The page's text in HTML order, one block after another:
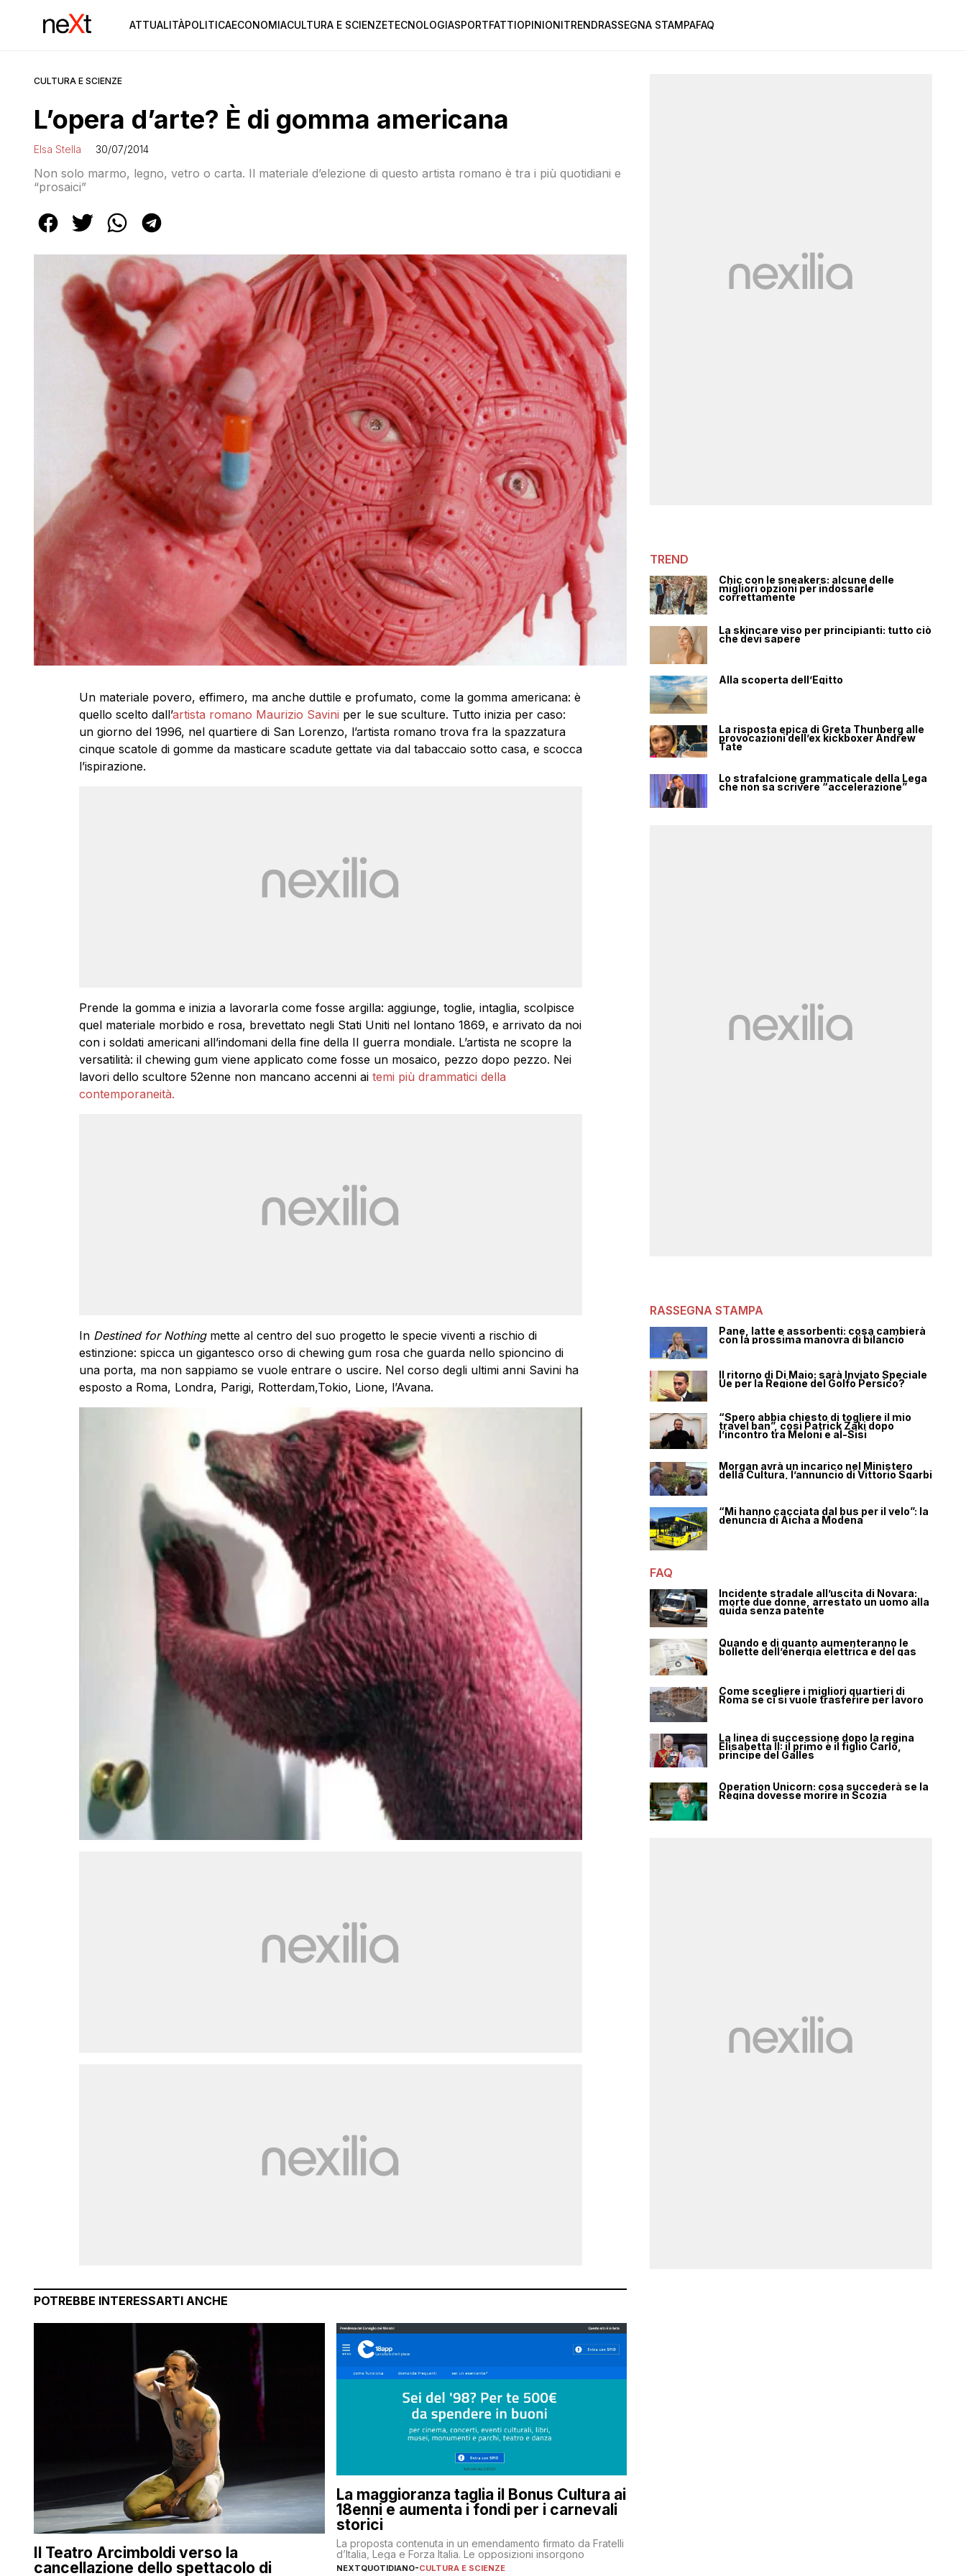
ATTUALITÀPOLITICAECONOMIACULTURA E SCIENZETECNOLOGIASPORTFATTIOPINIONITRENDRASSEGNA STAMPAFAQ
CULTURA E SCIENZE
L’opera d’arte? È di gomma americana
Elsa Stella 30/07/2014
Non solo marmo, legno, vetro o carta. Il materiale d’elezione di questo artista romano è tra i più quotidiani e
“prosaici”
Un materiale povero, effimero, ma anche duttile e profumato, come la gomma americana: è
quello scelto dall’artista romano Maurizio Savini per le sue sculture. Tutto inizia per caso:
un giorno del 1996, nel quartiere di San Lorenzo, l’artista romano trova fra la spazzatura
cinque scatole di gomme da masticare scadute gettate via dal tabaccaio sotto casa, e scocca
l’ispirazione.
Prende la gomma e inizia a lavorarla come fosse argilla: aggiunge, toglie, intaglia, scolpisce
quel materiale morbido e rosa, brevettato negli Stati Uniti nel lontano 1869, e arrivato da noi
con i soldati americani all’indomani della fine della II guerra mondiale. L’artista ne scopre la
versatilità: il chewing gum viene applicato come fosse un mosaico, pezzo dopo pezzo. Nei
lavori dello scultore 52enne non mancano accenni ai temi più drammatici della
contemporaneità.
In Destined for Nothingmette al centro del suo progetto le specie viventi a rischio di
estinzione: spicca un gigantesco orso di chewing gum rosa che guarda nello spioncino di
una porta, ma non sappiamo se vuole entrare o uscire. Nel corso degli ultimi anni Savini ha
esposto a Roma, Londra, Parigi, Rotterdam,Tokio, Lione, l’Avana.
POTREBBE INTERESSARTI ANCHE
Il Teatro Arcimboldi verso la
cancellazione dello spettacolo di
La maggioranza taglia il Bonus Cultura ai
18enni e aumenta i fondi per i carnevali
storici
La proposta contenuta in un emendamento firmato da Fratelli
d’Italia, Lega e Forza Italia. Le opposizioni insorgono
NEXTQUOTIDIANO-CULTURA E SCIENZE
TREND
Chic con le sneakers: alcune delle
migliori opzioni per indossarle
correttamente
La skincare viso per principianti: tutto ciò
che devi sapere
Alla scoperta dell’Egitto
La risposta epica di Greta Thunberg alle
provocazioni dell’ex kickboxer Andrew
Tate
Lo strafalcione grammaticale della Lega
che non sa scrivere “accelerazione”
RASSEGNA STAMPA
Pane, latte e assorbenti: cosa cambierà
con la prossima manovra di bilancio
Il ritorno di Di Maio: sarà Inviato Speciale
Ue per la Regione del Golfo Persico?
“Spero abbia chiesto di togliere il mio
travel ban”, così Patrick Zaki dopo
l’incontro tra Meloni e al-Sisi
Morgan avrà un incarico nel Ministero
della Cultura, l’annuncio di Vittorio Sgarbi
“Mi hanno cacciata dal bus per il velo”: la
denuncia di Aicha a Modena
FAQ
Incidente stradale all’uscita di Novara:
morte due donne, arrestato un uomo alla
guida senza patente
Quando e di quanto aumenteranno le
bollette dell’energia elettrica e del gas
Come scegliere i migliori quartieri di
Roma se ci si vuole trasferire per lavoro
La linea di successione dopo la regina
Elisabetta II: il primo è il figlio Carlo,
principe del Galles
Operation Unicorn: cosa succederà se la
Regina dovesse morire in Scozia